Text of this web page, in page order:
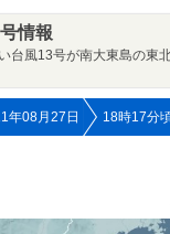
情報
台風13号が南大東島の東
年08月27日 18時17分